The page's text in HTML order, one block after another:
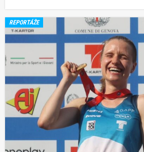
REPORTÁŽE